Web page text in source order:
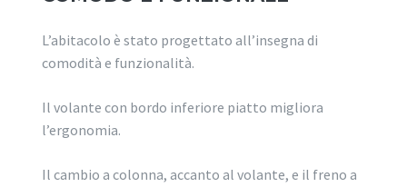
L’abitacolo è stato progettato all’insegna di
comodità e funzionalità.
Il volante con bordo inferiore piatto migliora
l’ergonomia.
Il cambio a colonna, accanto al volante, e il freno a